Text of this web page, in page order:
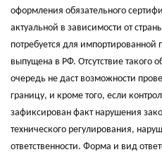
оформления обязательного
актуальной в зависимости от
потребуется для импортированной
выпущена в РФ. Отсутствие такого
очередь не даст возможности
границу, и кроме того, если
зафиксирован факт нарушения
технического регулирования,
ответственности. Форма и вид